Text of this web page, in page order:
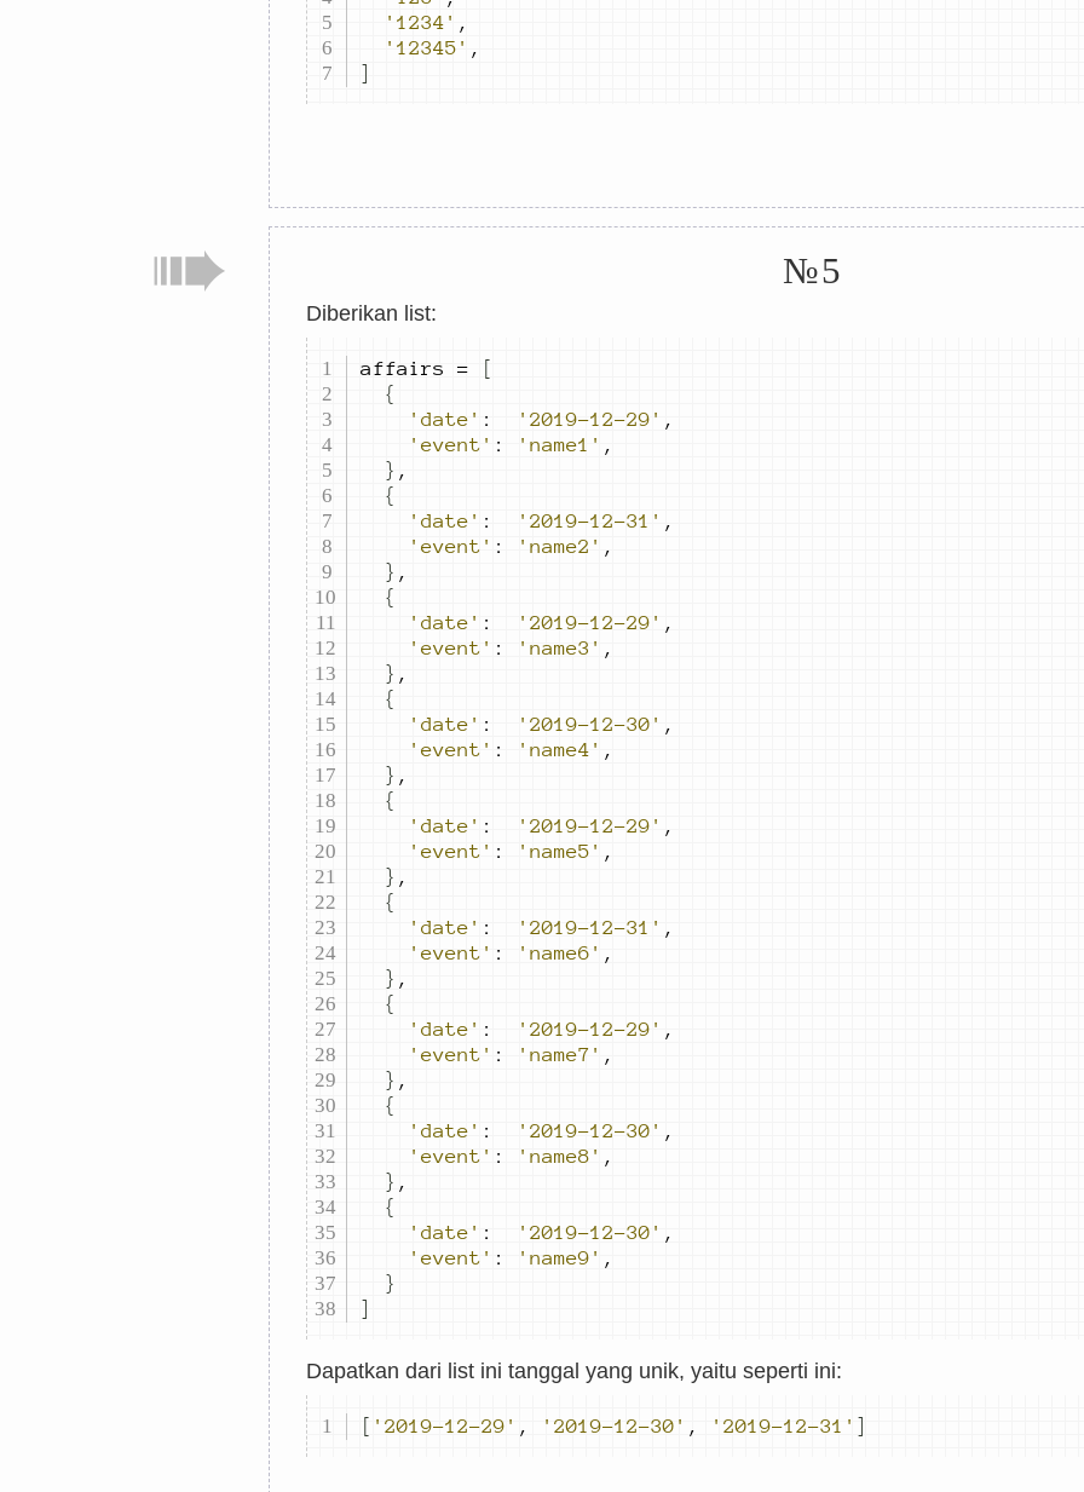
'1234' ,
'12345' ,
]
№5
Diberikan list:
affairs =
[
{
'date' : '2019-12-29' ,
'event' : 'name1' ,
} ,
{
'date' : '2019-12-31' ,
'event' : 'name2' ,
} ,
{
'date' : '2019-12-29' ,
'event' : 'name3' ,
} ,
{
'date' : '2019-12-30' ,
'event' : 'name4' ,
} ,
{
'date' : '2019-12-29' ,
'event' : 'name5' ,
} ,
{
'date' : '2019-12-31' ,
'event' : 'name6' ,
} ,
{
'date' : '2019-12-29' ,
'event' : 'name7' ,
} ,
{
'date' : '2019-12-30' ,
'event' : 'name8' ,
} ,
{
'date' : '2019-12-30' ,
'event' : 'name9' ,
}
]
Dapatkan dari list ini tanggal yang unik, yaitu seperti ini:
[ '2019-12-29' , '2019-12-30' , '2019-12-31' ]